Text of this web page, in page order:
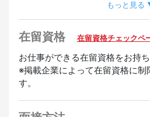
歓迎
経験者優遇
もっと見る
在留資格 在留資格チェックペ
お仕事ができる在留資格をお持ち
※掲載企業によって在留資格に制
す。